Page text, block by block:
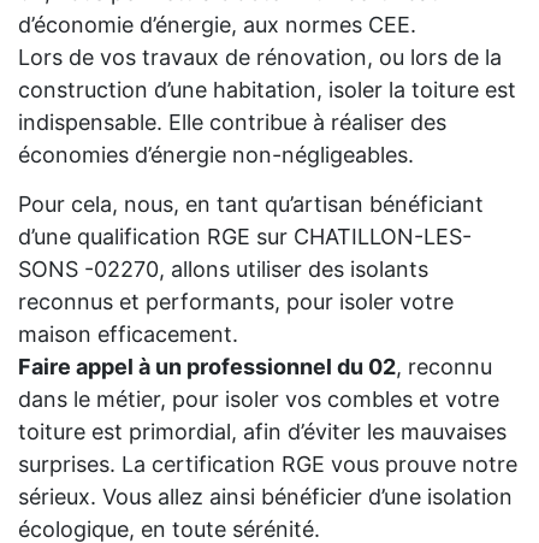
d’économie d’énergie, aux normes CEE.
Lors de vos travaux de rénovation, ou lors de la
construction d’une habitation, isoler la toiture est
indispensable. Elle contribue à réaliser des
économies d’énergie non-négligeables.
Pour cela, nous, en tant qu’artisan bénéficiant
d’une qualification RGE sur CHATILLON-LES-
SONS -02270, allons utiliser des isolants
reconnus et performants, pour isoler votre
maison efficacement.
Faire appel à un professionnel du 02, reconnu
dans le métier, pour isoler vos combles et votre
toiture est primordial, afin d’éviter les mauvaises
surprises. La certification RGE vous prouve notre
sérieux. Vous allez ainsi bénéficier d’une isolation
écologique, en toute sérénité.